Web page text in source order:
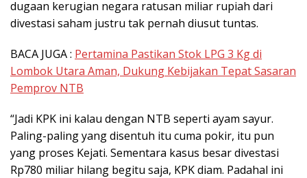
dugaan kerugian negara ratusan miliar rupiah dari
divestasi saham justru tak pernah diusut tuntas.
BACA JUGA : Pertamina Pastikan Stok LPG 3 Kg di
Lombok Utara Aman, Dukung Kebijakan Tepat Sasaran
Pemprov NTB
“Jadi KPK ini kalau dengan NTB seperti ayam sayur.
Paling-paling yang disentuh itu cuma pokir, itu pun
yang proses Kejati. Sementara kasus besar divestasi
Rp780 miliar hilang begitu saja, KPK diam. Padahal ini